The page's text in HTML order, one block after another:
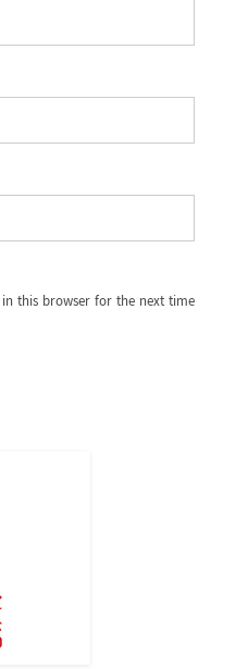
this browser for the next time